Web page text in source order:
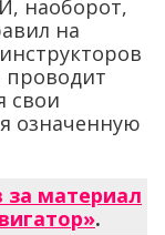
наоборот,
на
проводит
свои
означенную
за материал
.